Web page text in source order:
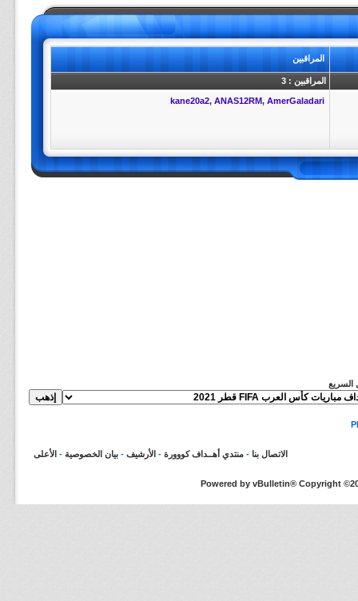
المراقبين
المراقبين : 3
kane20a2, ANAS12RM, AmerGaladari
السريع
الاتصال بنا - منتدي أهــداف كووورة - الأرشيف - بيان الخصوصية - الأعلى
Powered by vBulletin® Copyright